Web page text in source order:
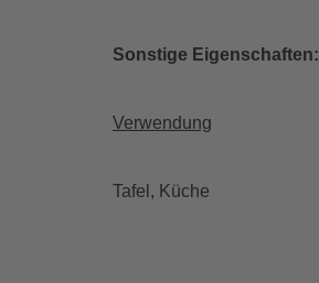
Sonstige Eigenschaften:
Verwendung
Tafel, Küche